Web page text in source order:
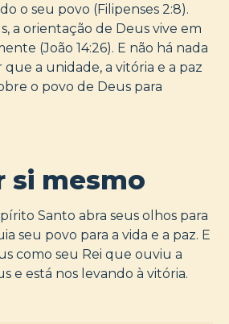
o seu povo (Filipenses 2:8).
a orientação de Deus vive em
(João 14:26). E não há nada
a unidade, a vitória e a paz
o povo de Deus para
si mesmo
Santo abra seus olhos para
seu povo para a vida e a paz. E
como seu Rei que ouviu a
e está nos levando à vitória.